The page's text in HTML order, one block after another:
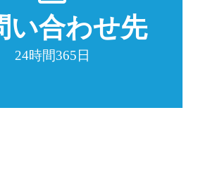
い合わせ先
24時間365日